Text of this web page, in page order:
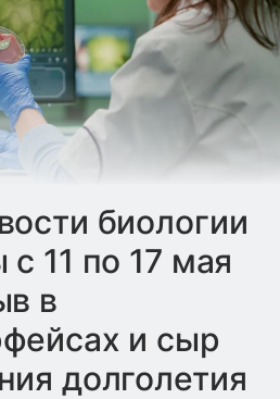
биологии
11 по 17 мая
в
и сыр
долголетия